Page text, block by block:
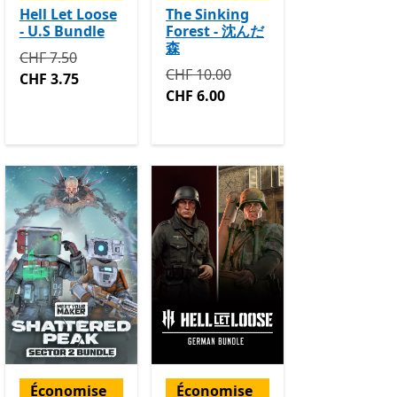
l’application
Avec des achats dans l’application
maintenant CHF 5.50
Hell Let Loose
- U.S Bundle
Initialement CHF 7.50 maintenant CHF 3.75
CHF 7.50
CHF 3.75
The Sinking
Forest - 沈んだ
森
Initialement CHF 10.00 maintenant
CHF 10.00
CHF 6.00
Économise Économise